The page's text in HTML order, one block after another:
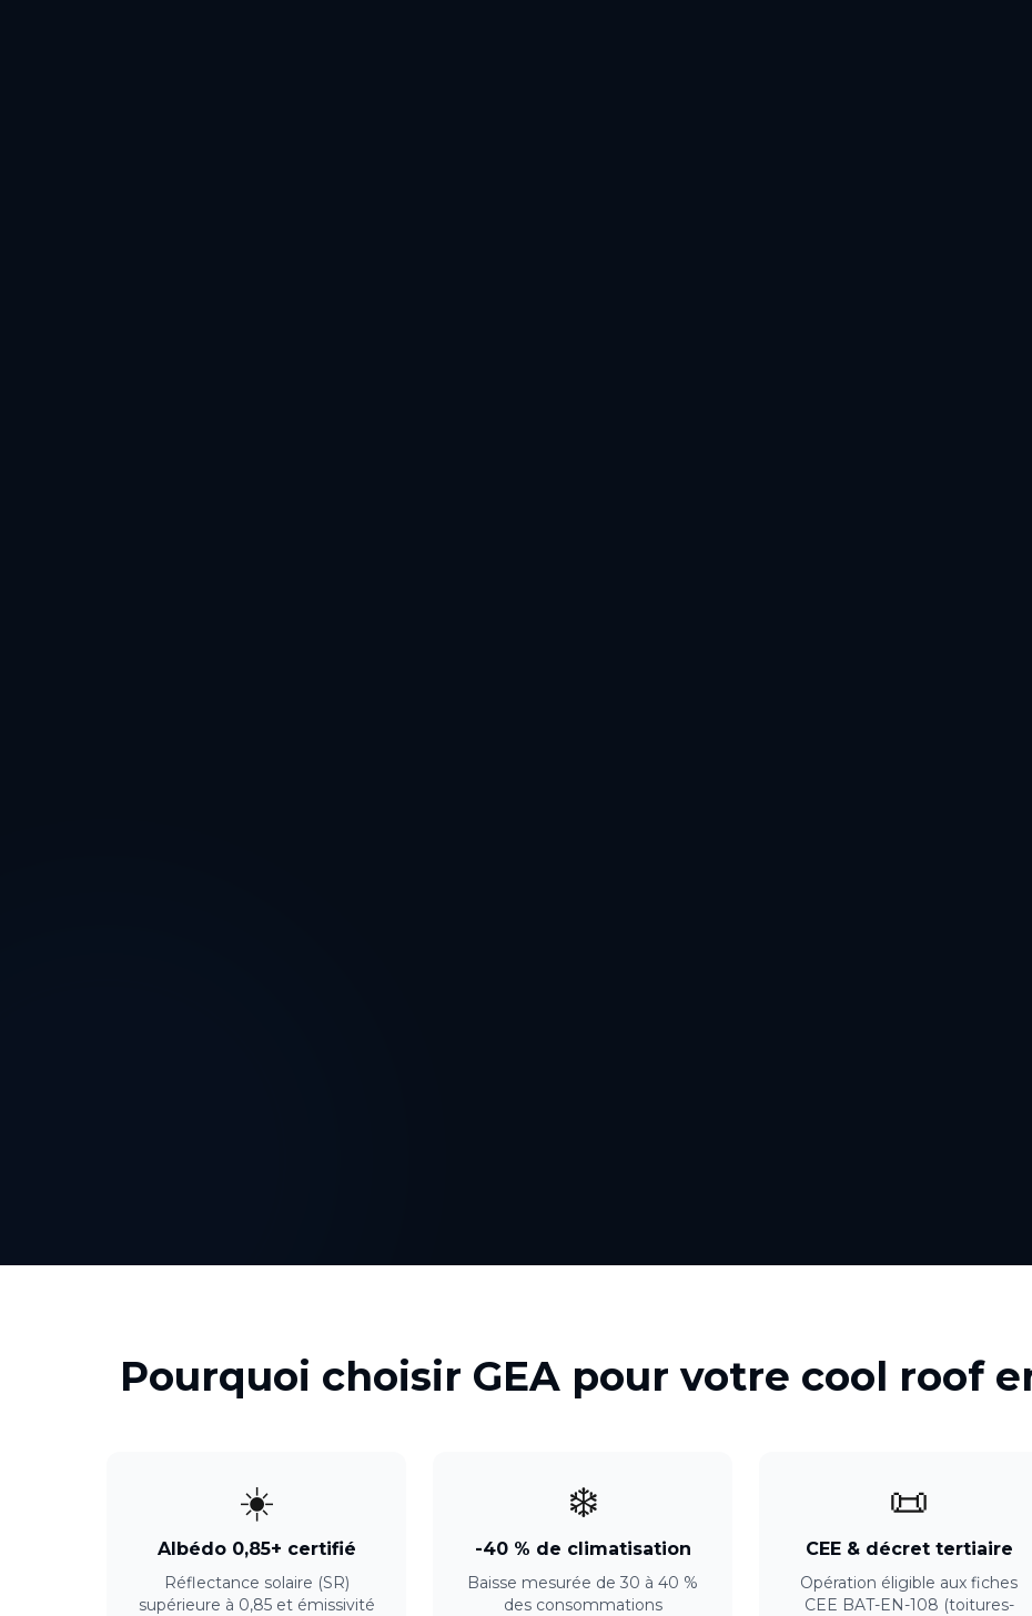
Pourquoi choisir GEA pour votre cool roof
☀️
Albédo 0,85+ certifié
Réflectance solaire (SR)
supérieure à 0,85 et émissivité
❄️
-40 % de climatisation
Baisse mesurée de 30 à 40 %
des consommations
📜
CEE & décret tertiaire
Opération éligible aux fiches
CEE BAT-EN-108 (toitures-